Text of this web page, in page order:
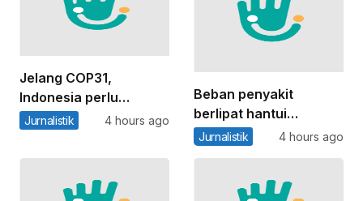
Jelang COP31,
Indonesia perlu
perkuat basis sains
mewujudkan target
Jurnalistik 4 hours ago
Beban penyakit
berlipat hantui
masyarakat adat:
layanan kesehatan
Jurnalistik 4 hours ago